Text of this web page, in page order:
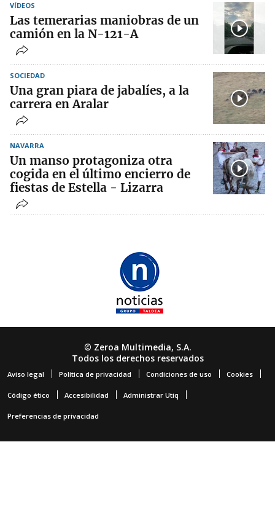
VÍDEOS
Las temerarias maniobras de un
camión en la N-121-A
SOCIEDAD
Una gran piara de jabalíes, a la
carrera en Aralar
NAVARRA
Un manso protagoniza otra
cogida en el último encierro de
fiestas de Estella - Lizarra
© Zeroa Multimedia, S.A.
Todos los derechos reservados
Aviso legal Política de privacidad Condiciones de uso Cookies
Código ético Accesibilidad Administrar Utiq
Preferencias de privacidad